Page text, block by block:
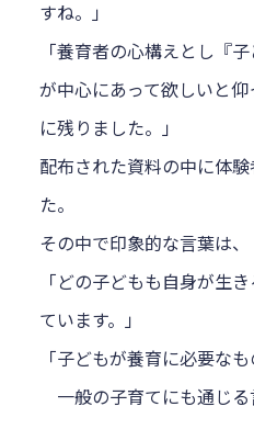
すね。」
「養育者の心構えとし『
が中心にあって欲しいと
に残りました。」
配布された資料の中に体
た。
その中で印象的な言葉は、
「どの子どもも自身が生
ています。」
「子どもが養育に必要な
一般の子育てにも通じる